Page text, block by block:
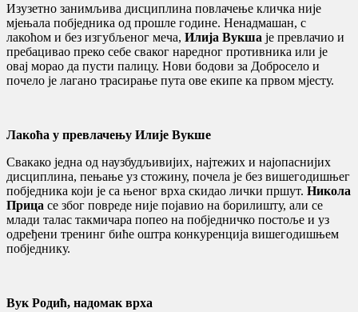
Изузетно занимљива дисциплина повлачење кличка није
мјењала побједника од прошле године. Ненадмашан, с
лакоћом и без изгубљеног меча, Илија Вукша је превлачио и
пребацивао преко себе сваког наредног противника или је
овај морао да пусти палицу. Нови бодови за Добросело и
почело је лагано трасирање пута ове екипе ка првом мјесту.
Лакоћа у превлачењу Илије Вукше
Свакако једна од наузбудљивијих, најтежих и најопаснијих
дисциплина, пењање уз стожину, почела је без вишегодишњег
побједника који је са њеног врха скидао лички пршут. Никола
Прица се због повреде није појавио на борилишту, али се
млади талас такмичара попео на побједничко постоље и уз
одређени тренинг биће оштра конкуренција вишегодишњем
побједнику.
Вук Родић, надомак врха